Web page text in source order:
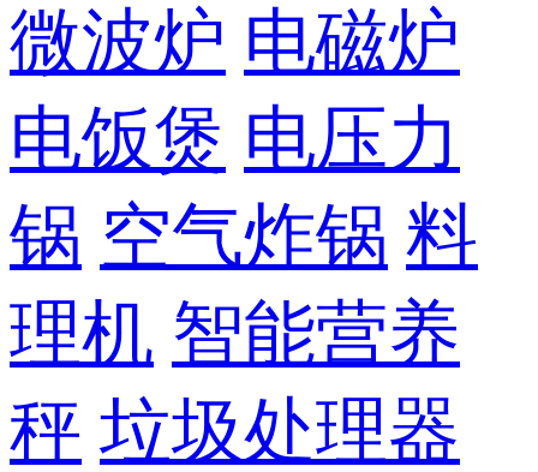
微波炉 电磁炉
电饭煲 电压力
锅 空气炸锅 料
理机 智能营养
秤 垃圾处理器